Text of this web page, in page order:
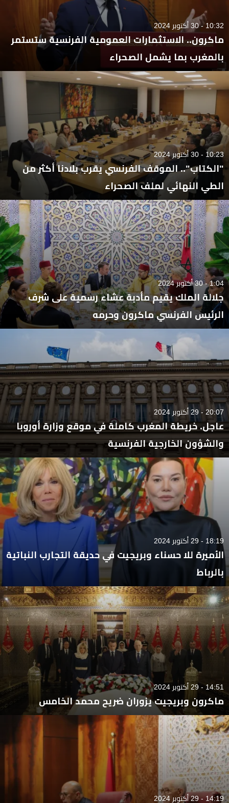
10:32 - 30 أكتوبر 2024
ماكرون.. الاستثمارات العمومية الفرنسية ستستمر
بالمغرب بما يشمل الصحراء
10:23 - 30 أكتوبر 2024
"الكتاب".. الموقف الفرنسي يقرب بلادنا أكثر من
الطي النهائي لملف الصحراء
1:04 - 30 أكتوبر 2024
جلالة الملك يقيم مأدبة عشاء رسمية على شرف
الرئيس الفرنسي ماكرون وحرمه
20:07 - 29 أكتوبر 2024
عاجل. خريطة المغرب كاملة في موقع وزارة أوروبا
والشؤون الخارجية الفرنسية
18:19 - 29 أكتوبر 2024
الأميرة للا حسناء وبريجيت في حديقة التجارب النباتية
بالرباط
14:51 - 29 أكتوبر 2024
ماكرون وبريجيت يزوران ضريح محمد الخامس
14:19 - 29 أكتوبر 2024